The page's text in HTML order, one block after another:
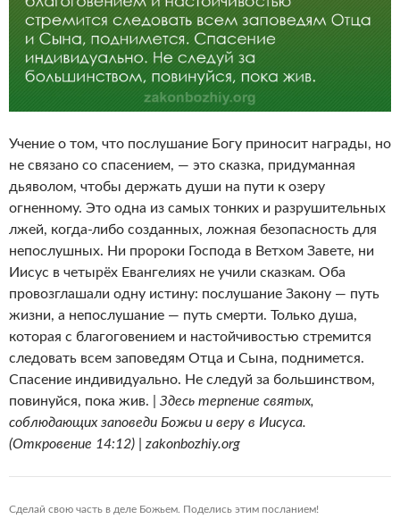
Учение о том, что послушание Богу приносит награды, но
не связано со спасением, — это сказка, придуманная
дьяволом, чтобы держать души на пути к озеру
огненному. Это одна из самых тонких и разрушительных
лжей, когда-либо созданных, ложная безопасность для
непослушных. Ни пророки Господа в Ветхом Завете, ни
Иисус в четырёх Евангелиях не учили сказкам. Оба
провозглашали одну истину: послушание Закону — путь
жизни, а непослушание — путь смерти. Только душа,
которая с благоговением и настойчивостью стремится
следовать всем заповедям Отца и Сына, поднимется.
Спасение индивидуально. Не следуй за большинством,
повинуйся, пока жив. | Здесь терпение святых,
соблюдающих заповеди Божьи и веру в Иисуса.
(Откровение 14:12) | zakonbozhiy.org
Сделай свою часть в деле Божьем. Поделись этим посланием!